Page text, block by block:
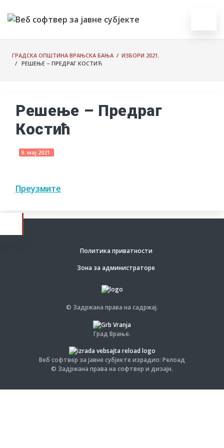
ГРАДСКА ОПШТИНА ВРАЊСКА БАЊА / ИЗБОРИ 2021.
/ РЕШЕЊЕ – ПРЕДРАГ КОСТИЋ
Решење – Предраг
Костић
9. мај 2021.
Преузмите
Политика приватности
Зона за администраторе
© Задржана права на садржај.
Град Врање.
Веб софтвер за јавне субјекте израдио: Релоад
© Задржана права на софтвер и дизајн.